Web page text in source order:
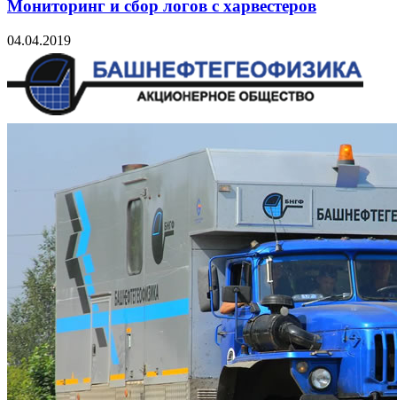
Мониторинг и сбор логов с харвестеров
04.04.2019